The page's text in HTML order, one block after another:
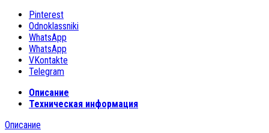
Pinterest
Odnoklassniki
WhatsApp
WhatsApp
VKontakte
Telegram
Описание
Техническая информация
Описание